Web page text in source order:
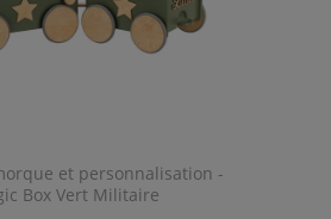
et personnalisation -
Box Vert Militaire